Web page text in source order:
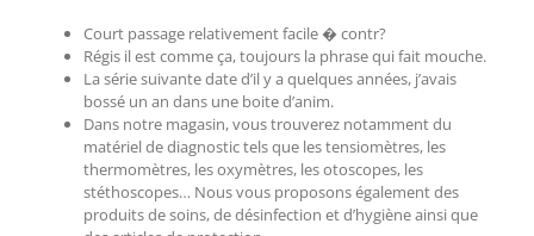
Court passage relativement facile � contr?
Régis il est comme ça, toujours la phrase qui fait mouche.
La série suivante date d’il y a quelques années, j’avais
bossé un an dans une boite d’anim.
Dans notre magasin, vous trouverez notamment du
matériel de diagnostic tels que les tensiomètres, les
thermomètres, les oxymètres, les otoscopes, les
stéthoscopes… Nous vous proposons également des
produits de soins, de désinfection et d’hygiène ainsi que